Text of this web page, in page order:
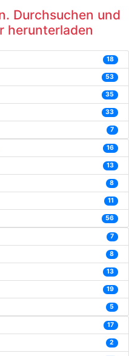
Durchsuchen und
herunterladen
18
53
35
33
7
16
13
8
11
56
7
8
13
19
5
17
2